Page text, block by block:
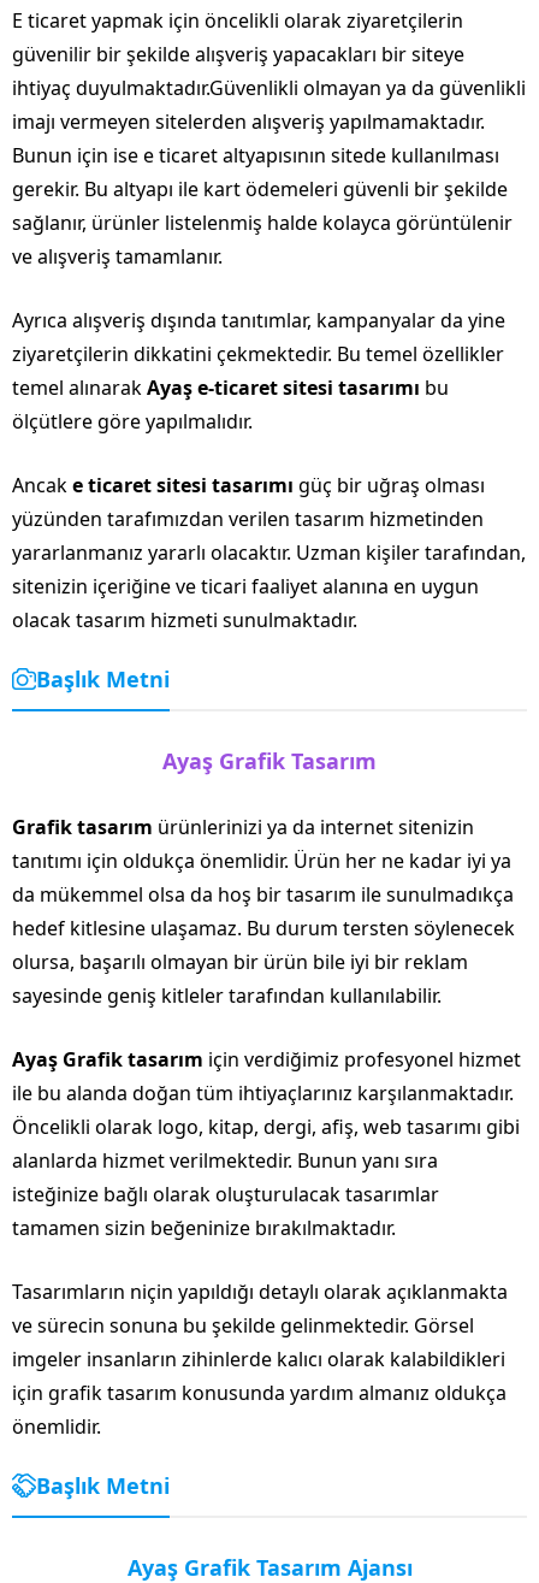
E ticaret yapmak için öncelikli olarak ziyaretçilerin
güvenilir bir şekilde alışveriş yapacakları bir siteye
ihtiyaç duyulmaktadır.Güvenlikli olmayan ya da güvenlikli
imajı vermeyen sitelerden alışveriş yapılmamaktadır.
Bunun için ise e ticaret altyapısının sitede kullanılması
gerekir. Bu altyapı ile kart ödemeleri güvenli bir şekilde
sağlanır, ürünler listelenmiş halde kolayca görüntülenir
ve alışveriş tamamlanır.
Ayrıca alışveriş dışında tanıtımlar, kampanyalar da yine
ziyaretçilerin dikkatini çekmektedir. Bu temel özellikler
temel alınarakAyaş e-ticaret sitesi tasarımı bu
ölçütlere göre yapılmalıdır.
Ancake ticaret sitesi tasarımı güç bir uğraş olması
yüzünden tarafımızdan verilen tasarım hizmetinden
yararlanmanız yararlı olacaktır. Uzman kişiler tarafından,
sitenizin içeriğine ve ticari faaliyet alanına en uygun
olacak tasarım hizmeti sunulmaktadır.
Başlık Metni
Ayaş Grafik Tasarım
Grafik tasarım ürünlerinizi ya da internet sitenizin
tanıtımı için oldukça önemlidir. Ürün her ne kadar iyi ya
da mükemmel olsa da hoş bir tasarım ile sunulmadıkça
hedef kitlesine ulaşamaz. Bu durum tersten söylenecek
olursa, başarılı olmayan bir ürün bile iyi bir reklam
sayesinde geniş kitleler tarafından kullanılabilir.
Ayaş Grafik tasarım için verdiğimiz profesyonel hizmet
ile bu alanda doğan tüm ihtiyaçlarınız karşılanmaktadır.
Öncelikli olarak logo, kitap, dergi, afiş, web tasarımı gibi
alanlarda hizmet verilmektedir. Bunun yanı sıra
isteğinize bağlı olarak oluşturulacak tasarımlar
tamamen sizin beğeninize bırakılmaktadır.
Tasarımların niçin yapıldığı detaylı olarak açıklanmakta
ve sürecin sonuna bu şekilde gelinmektedir. Görsel
imgeler insanların zihinlerde kalıcı olarak kalabildikleri
için grafik tasarım konusunda yardım almanız oldukça
önemlidir.
Başlık Metni
Ayaş Grafik Tasarım Ajansı